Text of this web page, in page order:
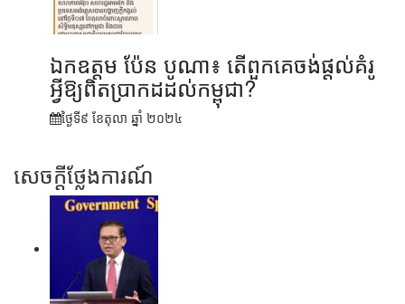
ឯកឧត្តម ប៉ែន បូណា៖ តើពួកគេចង់ផ្តល់គំរូ
អ្វីឱ្យពិតប្រាកដដល់កម្ពុជា?
ថ្ងៃទី៩ ខែ​តុលា ឆ្នាំ ២០២៤
សេចក្តីថ្លែងការណ៍